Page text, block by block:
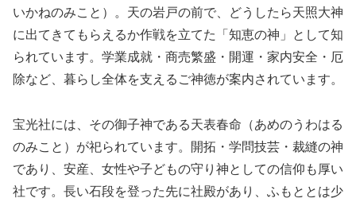
いかねのみこと）。天の岩戸の前で、どうしたら天照大神
に出てきてもらえるか作戦を立てた「知恵の神」として知
られています。学業成就・商売繁盛・開運・家内安全・厄
除など、暮らし全体を支えるご神徳が案内されています。
宝光社には、その御子神である天表春命（あめのうわはる
のみこと）が祀られています。開拓・学問技芸・裁縫の神
であり、安産、女性や子どもの守り神としての信仰も厚い
社です。長い石段を登った先に社殿があり、ふもととは少